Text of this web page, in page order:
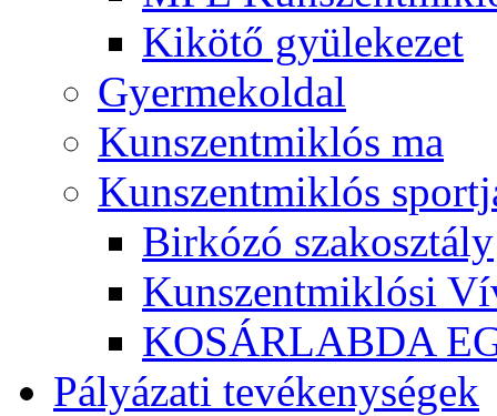
Kikötő gyülekezet
Gyermekoldal
Kunszentmiklós ma
Kunszentmiklós
Birkózó szakosztály
Kunszentmiklósi
KOSÁRLABDA
Pályázati tevékenységek